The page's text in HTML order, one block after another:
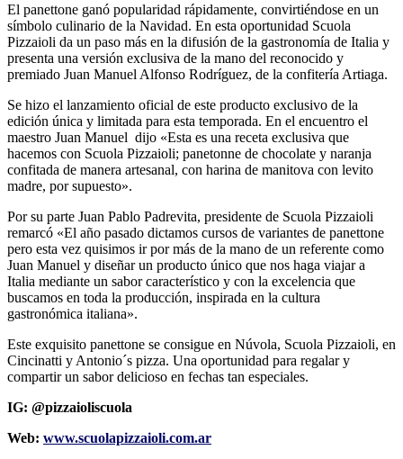
El panettone ganó popularidad rápidamente, convirtiéndose en un
símbolo culinario de la Navidad. En esta oportunidad Scuola
Pizzaioli da un paso más en la difusión de la gastronomía de Italia y
presenta una versión exclusiva de la mano del reconocido y
premiado Juan Manuel Alfonso Rodríguez, de la confitería Artiaga.
Se hizo el lanzamiento oficial de este producto exclusivo de la
edición única y limitada para esta temporada. En el encuentro el
maestro Juan Manuel dijo «Esta es una receta exclusiva que
hacemos con Scuola Pizzaioli; panetonne de chocolate y naranja
confitada de manera artesanal, con harina de manitova con levito
madre, por supuesto».
Por su parte Juan Pablo Padrevita, presidente de Scuola Pizzaioli
remarcó «El año pasado dictamos cursos de variantes de panettone
pero esta vez quisimos ir por más de la mano de un referente como
Juan Manuel y diseñar un producto único que nos haga viajar a
Italia mediante un sabor característico y con la excelencia que
buscamos en toda la producción, inspirada en la cultura
gastronómica italiana».
Este exquisito panettone se consigue en Núvola, Scuola Pizzaioli, en
Cincinatti y Antonio´s pizza. Una oportunidad para regalar y
compartir un sabor delicioso en fechas tan especiales.
IG: @pizzaioliscuola
Web: www.scuolapizzaioli.com.ar